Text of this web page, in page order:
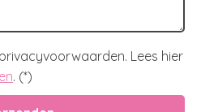
Lees hier
. (*)